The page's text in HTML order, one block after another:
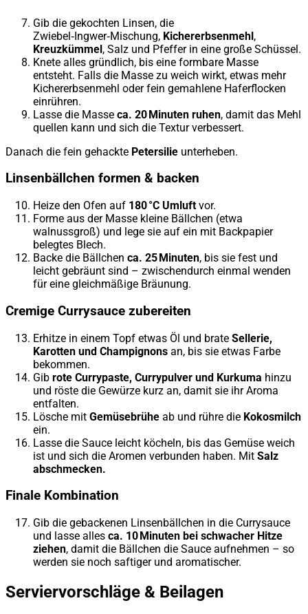
Gib die gekochten Linsen, die
Zwiebel‑Ingwer‑Mischung, Kichererbsenmehl,
Kreuzkümmel, Salz und Pfeffer in eine große Schüssel.
Knete alles gründlich, bis eine formbare Masse
entsteht. Falls die Masse zu weich wirkt, etwas mehr
Kichererbsenmehl oder fein gemahlene Haferflocken
einrühren.
Lasse die Masse ca. 20 Minuten ruhen, damit das Mehl
quellen kann und sich die Textur verbessert.
Danach die fein gehackte Petersilie unterheben.
Linsenbällchen formen & backen
Heize den Ofen auf 180 °C Umluft vor.
Forme aus der Masse kleine Bällchen (etwa
walnussgroß) und lege sie auf ein mit Backpapier
belegtes Blech.
Backe die Bällchen ca. 25 Minuten, bis sie fest und
leicht gebräunt sind – zwischendurch einmal wenden
für eine gleichmäßige Bräunung.
Cremige Currysauce zubereiten
Erhitze in einem Topf etwas Öl und brate Sellerie,
Karotten und Champignons an, bis sie etwas Farbe
bekommen.
Gib rote Currypaste, Currypulver und Kurkuma hinzu
und röste die Gewürze kurz an, damit sie ihr Aroma
entfalten.
Lösche mit Gemüsebrühe ab und rühre die Kokosmilch
ein.
Lasse die Sauce leicht köcheln, bis das Gemüse weich
ist und sich die Aromen verbunden haben. Mit Salz
abschmecken.
Finale Kombination
Gib die gebackenen Linsenbällchen in die Currysauce
und lasse alles ca. 10 Minuten bei schwacher Hitze
ziehen, damit die Bällchen die Sauce aufnehmen – so
werden sie noch saftiger und aromatischer.
Serviervorschläge & Beilagen